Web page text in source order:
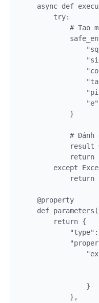
async def
        try:
# Tạo
            }
# Đánh
result
return
except
return
    @property
def
        return {
                }
            },